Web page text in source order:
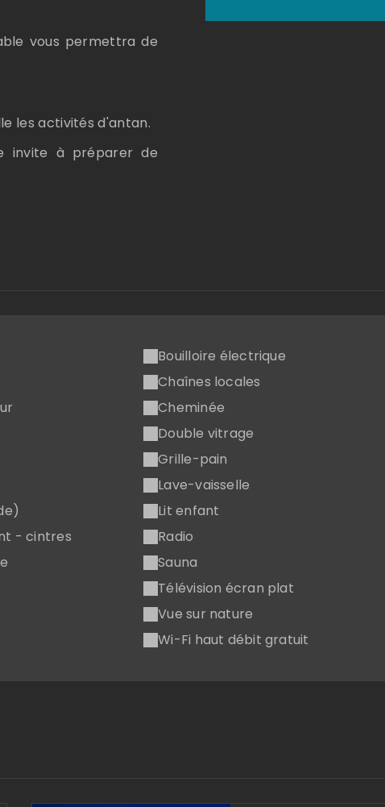
vous permettra de
les activités d'antan.
invite à préparer de
Bouilloire électrique
Chaînes locales
Cheminée
Double vitrage
Grille-pain
Lave-vaisselle
Lit enfant
- cintres
Radio
Sauna
Télévision écran plat
Vue sur nature
Wi-Fi haut débit gratuit